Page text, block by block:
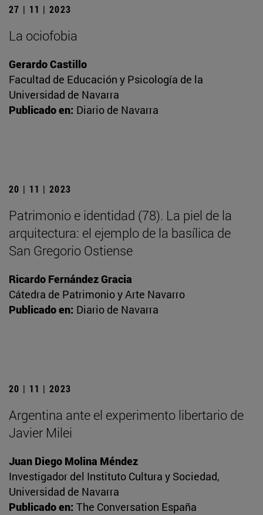
27 | 11 | 2023
La ociofobia
Gerardo Castillo
Facultad de Educación y Psicología de la
Universidad de Navarra
Publicado en: Diario de Navarra
20 | 11 | 2023
Patrimonio e identidad (78). La piel de la
arquitectura: el ejemplo de la basílica de
San Gregorio Ostiense
Ricardo Fernández Gracia
Cátedra de Patrimonio y Arte Navarro
Publicado en: Diario de Navarra
20 | 11 | 2023
Argentina ante el experimento libertario de
Javier Milei
Juan Diego Molina Méndez
Investigador del Instituto Cultura y Sociedad,
Universidad de Navarra
Publicado en: The Conversation España